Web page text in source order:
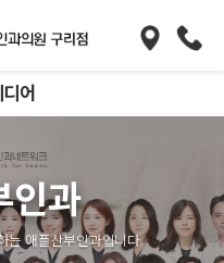
어
인과
는 애플산부인과입니다.